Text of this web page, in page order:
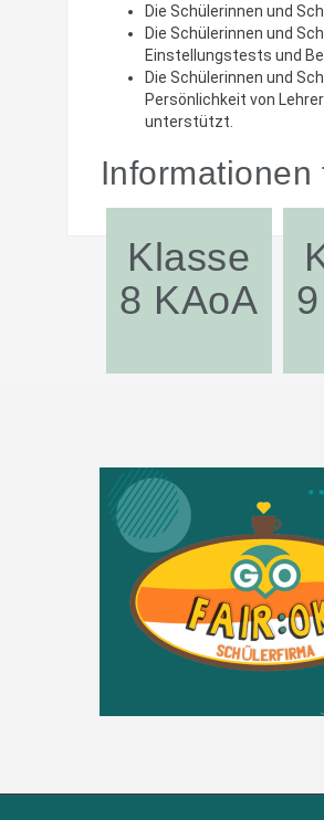
Die Schülerinnen und
Die Schülerinnen und
Einstellungstests und
Die Schülerinnen und
Persönlichkeit von
unterstützt.
Klasse
8 KAoA